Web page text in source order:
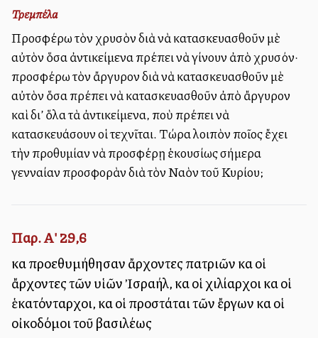
Τρεμπέλα
Προσφέρω τὸν χρυσὸν διὰ νὰ κατασκευασθοῦν μὲ
αὐτὸν ὅσα ἀντικείμενα πρέπει νὰ γίνουν ἀπὸ χρυσόν·
προσφέρω τὸν ἄργυρον διὰ νὰ κατασκευασθοῦν μὲ
αὐτὸν ὅσα πρέπει νὰ κατασκευασθοῦν ἀπὸ ἄργυρον
καὶ δι’ ὅλα τὰ ἀντικείμενα, ποὺ πρέπει νὰ
κατασκευάσουν οἱ τεχνῖται. Τώρα λοιπὸν ποῖος ἔχει
τὴν προθυμίαν νὰ προσφέρῃ ἑκουσίως σήμερα
γενναίαν προσφορὰν διὰ τὸν Ναὸν τοῦ Κυρίου;
Παρ. Α' 29,6
καὶ προεθυμήθησαν ἄρχοντες πατριῶν καὶ οἱ
ἄρχοντες τῶν υἱῶν Ἰσραήλ, καὶ οἱ χιλίαρχοι καὶ οἱ
ἑκατόνταρχοι, καὶ οἱ προστάται τῶν ἔργων καὶ οἱ
οἰκοδόμοι τοῦ βασιλέως